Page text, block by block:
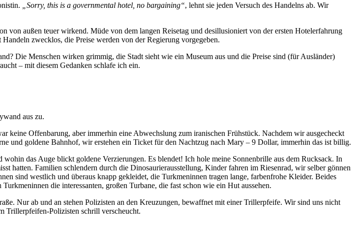
„Sorry, this is a governmental hotel, no bargaining“, lehnt sie jeden Versuch des Handelns ab. Wir
von außen teuer wirkend. Müde von dem langen Reisetag und desillusioniert von der ersten Hotelerfahrung
zwecklos, die Preise werden von der Regierung vorgegeben.
Die Menschen wirken grimmig, die Stadt sieht wie ein Museum aus und die Preise sind (für Ausländer)
– mit diesem Gedanken schlafe ich ein.
aus zu.
keine Offenbarung, aber immerhin eine Abwechslung zum iranischen Frühstück. Nachdem wir ausgecheckt
und goldene Bahnhof, wir erstehen ein Ticket für den Nachtzug nach Mary – 9 Dollar, immerhin das ist billig.
das Auge blickt goldene Verzierungen. Es blendet! Ich hole meine Sonnenbrille aus dem Rucksack. In
hatten. Familien schlendern durch die Dinosaurierausstellung, Kinder fahren im Riesenrad, wir selber gönnen
sind westlich und überaus knapp gekleidet, die Turkmeninnen tragen lange, farbenfrohe Kleider. Beides
die interessanten, großen Turbane, die fast schon wie ein Hut aussehen.
Nur ab und an stehen Polizisten an den Kreuzungen, bewaffnet mit einer Trillerpfeife. Wir sind uns nicht
Trillerpfeifen-Polizisten schrill verscheucht.